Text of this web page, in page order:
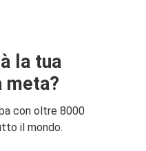
la tua
meta?
con oltre 8000
il mondo.